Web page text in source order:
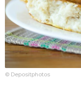
© Depositphotos